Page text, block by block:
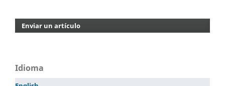
Enviar un artículo
Idioma